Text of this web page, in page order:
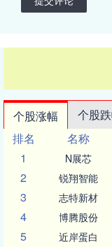
个股涨幅 个股
排名
名称
1
N展芯
2 锐翔智能
3 志特新材
4 博腾股份
5 近岸蛋白